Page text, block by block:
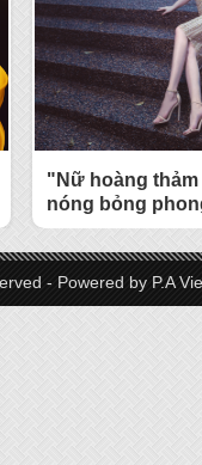
"Nữ hoàng
nóng bỏng
- Powered by P.A